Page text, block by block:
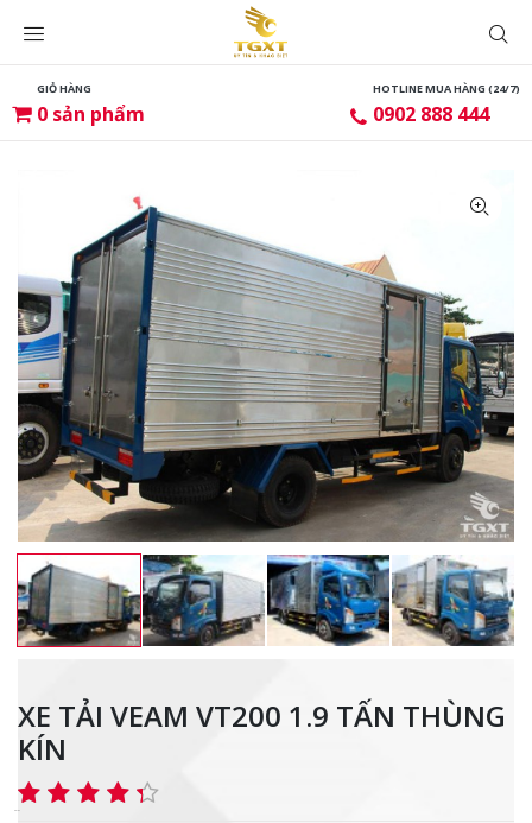
GIỎ HÀNG
0 sản phẩm
HOTLINE MUA HÀNG (24/7)
0902 888 444
XE TẢI VEAM VT200 1.9 TẤN THÙNG
KÍN